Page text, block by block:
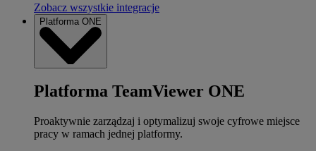
Zobacz wszystkie integracje
Platforma ONE
Platforma TeamViewer ONE
Proaktywnie zarządzaj i optymalizuj swoje cyfrowe miejsce
pracy w ramach jednej platformy.